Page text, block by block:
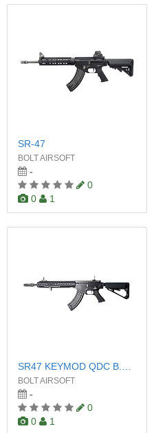
SR-47
BOLT AIRSOFT
-
0
0
1
SR47 KEYMOD QDC B.R.S.S.
BOLT AIRSOFT
-
0
0
1